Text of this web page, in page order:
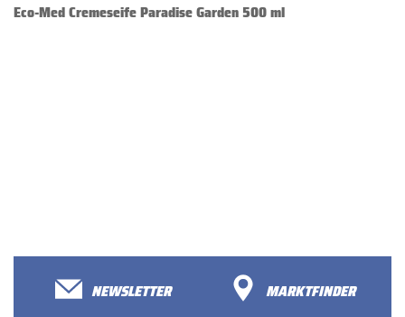
Eco-Med Cremeseife Paradise Garden 500 ml
NEWSLETTER
MARKTFINDER